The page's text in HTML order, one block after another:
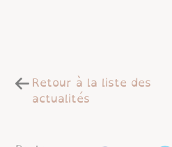
Retour à la liste des
actualités